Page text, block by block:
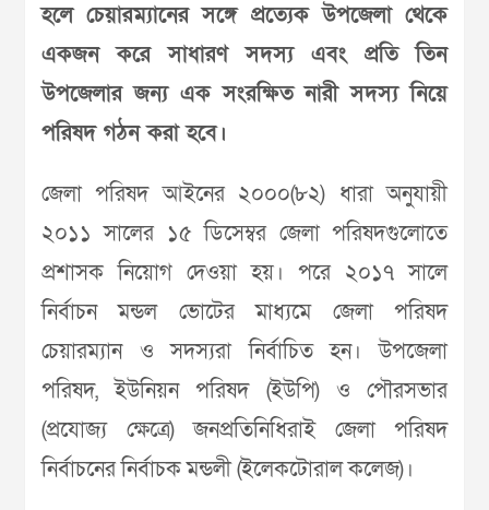
হলে চেয়ারম্যানের সঙ্গে প্রত্যেক উপজেলা থেকে
একজন করে সাধারণ সদস্য এবং প্রতি তিন
উপজেলার জন্য এক সংরক্ষিত নারী সদস্য নিয়ে
পরিষদ গঠন করা হবে।
জেলা পরিষদ আইনের ২০০০(৮২) ধারা অনুযায়ী
২০১১ সালের ১৫ ডিসেম্বর জেলা পরিষদগুলোতে
প্রশাসক নিয়োগ দেওয়া হয়। পরে ২০১৭ সালে
নির্বাচন মন্ডল ভোটের মাধ্যমে জেলা পরিষদ
চেয়ারম্যান ও সদস্যরা নির্বাচিত হন। উপজেলা
পরিষদ, ইউনিয়ন পরিষদ (ইউপি) ও পৌরসভার
(প্রযোজ্য ক্ষেত্রে) জনপ্রতিনিধিরাই জেলা পরিষদ
নির্বাচনের নির্বাচক মন্ডলী (ইলেকটোরাল কলেজ)।